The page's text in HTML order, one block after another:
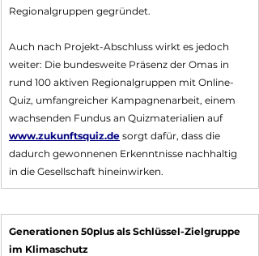
Regionalgruppen gegründet.
Auch nach Projekt-Abschluss wirkt es jedoch
weiter: Die bundesweite Präsenz der Omas in
rund 100 aktiven Regionalgruppen mit Online-
Quiz, umfangreicher Kampagnenarbeit, einem
wachsenden Fundus an Quizmaterialien auf
www.zukunftsquiz.de sorgt dafür, dass die
dadurch gewonnenen Erkenntnisse nachhaltig
in die Gesellschaft hineinwirken.
Generationen 50plus als Schlüssel-Zielgruppe
im Klimaschutz